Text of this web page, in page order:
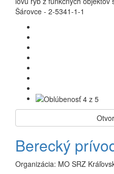
Šárovce - 2-5341-1-1
Berecký
Organizácia: MO SRZ